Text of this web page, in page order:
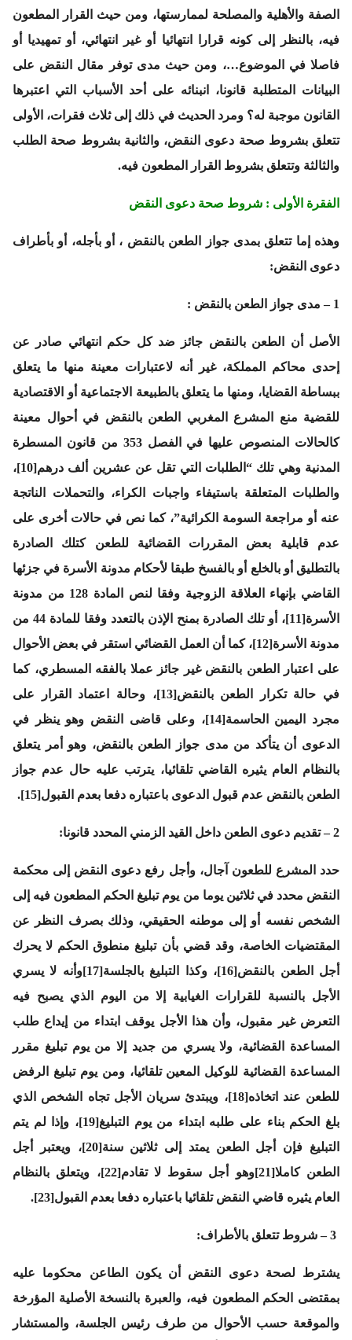
الصفة والأهلية والمصلحة لممارستها، ومن حيث القرار المطعون
فيه، بالنظر إلى كونه قرارا انتهائيا أو غير انتهائي، أو تمهيديا أو
فاصلا في الموضوع…، ومن حيث مدى توفر مقال النقض على
البيانات المتطلبة قانونا، انبنائه على أحد الأسباب التي اعتبرها
القانون موجبة له؟ ومرد الحديث في ذلك إلى ثلاث فقرات، الأولى
تتعلق بشروط صحة دعوى النقض، والثانية بشروط صحة الطلب
والثالثة وتتعلق بشروط القرار المطعون فيه.
الفقرة الأولى : شروط صحة دعوى النقض
وهذه إما تتعلق بمدى جواز الطعن بالنقض ، أو بأجله، أو بأطراف
دعوى النقض:
1 – مدى جواز الطعن بالنقض :
الأصل أن الطعن بالنقض جائز ضد كل حكم انتهائي صادر عن
إحدى محاكم المملكة، غير أنه لاعتبارات معينة منها ما يتعلق
ببساطة القضايا، ومنها ما يتعلق بالطبيعة الاجتماعية أو الاقتصادية
للقضية منع المشرع المغربي الطعن بالنقض في أحوال معينة
كالحالات المنصوص عليها في الفصل 353 من قانون المسطرة
المدنية وهي تلك “الطلبات التي تقل عن عشرين ألف درهم[10]،
والطلبات المتعلقة باستيفاء واجبات الكراء، والتحملات الناتجة
عنه أو مراجعة السومة الكرائية”، كما نص في حالات أخرى على
عدم قابلية بعض المقررات القضائية للطعن كتلك الصادرة
بالتطليق أو بالخلع أو بالفسخ طبقا لأحكام مدونة الأسرة في جزئها
القاضي بإنهاء العلاقة الزوجية وفقا لنص المادة 128 من مدونة
الأسرة[11]، أو تلك الصادرة بمنح الإذن بالتعدد وفقا للمادة 44 من
مدونة الأسرة[12]، كما أن العمل القضائي استقر في بعض الأحوال
على اعتبار الطعن بالنقض غير جائز عملا بالفقه المسطري، كما
في حالة تكرار الطعن بالنقض[13]، وحالة اعتماد القرار على
مجرد اليمين الحاسمة[14]، وعلى قاضى النقض وهو ينظر في
الدعوى أن يتأكد من مدى جواز الطعن بالنقض، وهو أمر يتعلق
بالنظام العام يثيره القاضي تلقائيا، يترتب عليه حال عدم جواز
الطعن بالنقض عدم قبول الدعوى باعتباره دفعا بعدم القبول[15].
2 – تقديم دعوى الطعن داخل القيد الزمني المحدد قانونا:
حدد المشرع للطعون آجال، وأجل رفع دعوى النقض إلى محكمة
النقض محدد في ثلاثين يوما من يوم تبليغ الحكم المطعون فيه إلى
الشخص نفسه أو إلى موطنه الحقيقي، وذلك بصرف النظر عن
المقتضيات الخاصة، وقد قضي بأن تبليغ منطوق الحكم لا يحرك
أجل الطعن بالنقض[16]، وكذا التبليغ بالجلسة[17]وأنه لا يسري
الأجل بالنسبة للقرارات الغيابية إلا من اليوم الذي يصبح فيه
التعرض غير مقبول، وأن هذا الأجل يوقف ابتداء من إيداع طلب
المساعدة القضائية، ولا يسري من جديد إلا من يوم تبليغ مقرر
المساعدة القضائية للوكيل المعين تلقائيا، ومن يوم تبليغ الرفض
للطعن عند اتخاذه[18]، ويبتدئ سريان الأجل تجاه الشخص الذي
بلغ الحكم بناء على طلبه ابتداء من يوم التبليغ[19]، وإذا لم يتم
التبليغ فإن أجل الطعن يمتد إلى ثلاثين سنة[20]، ويعتبر أجل
الطعن كاملا[21]وهو أجل سقوط لا تقادم[22]، ويتعلق بالنظام
العام يثيره قاضي النقض تلقائيا باعتباره دفعا بعدم القبول[23].
يشترط لصحة دعوى النقض أن يكون الطاعن محكوما عليه
بمقتضى الحكم المطعون فيه، والعبرة بالنسخة الأصلية المؤرخة
والموقعة حسب الأحوال من طرف رئيس الجلسة، والمستشار